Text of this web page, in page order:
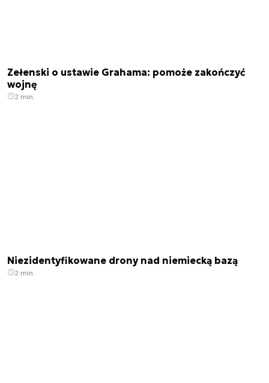
Zełenski o ustawie Grahama: pomoże zakończyć
wojnę
2 min.
Niezidentyfikowane drony nad niemiecką bazą
2 min.